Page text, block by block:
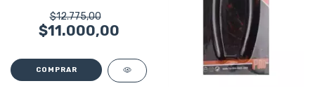
$12.775,00
$11.000,00